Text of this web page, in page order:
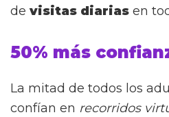
de visitas diarias en
50% más
La mitad de todos los
confían en recorridos